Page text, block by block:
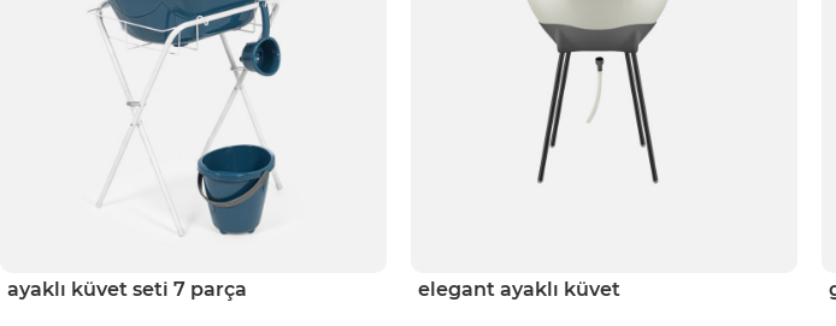
ayaklı küvet seti 7 parça elegant ayaklı küvet